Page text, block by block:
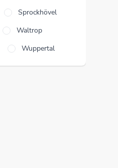
Sprockhövel
Waltrop
Wuppertal